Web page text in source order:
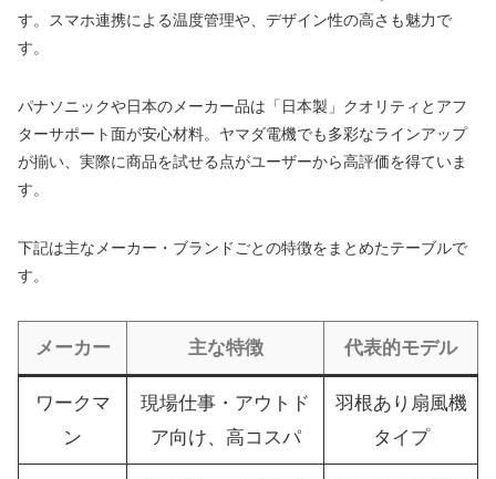
す。スマホ連携による温度管理や、デザイン性の高さも魅力で
す。
パナソニックや日本のメーカー品は「日本製」クオリティとアフ
ターサポート面が安心材料。ヤマダ電機でも多彩なラインアップ
が揃い、実際に商品を試せる点がユーザーから高評価を得ていま
す。
下記は主なメーカー・ブランドごとの特徴をまとめたテーブルで
す。
メーカー 主な特徴 代表的モデル
ワークマ
ン
現場仕事・アウトド
ア向け、高コスパ
羽根あり扇風機
タイプ